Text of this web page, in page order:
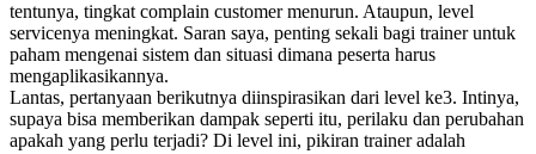
tentunya, tingkat complain customer menurun. Ataupun, level
servicenya meningkat. Saran saya, penting sekali bagi trainer untuk
paham mengenai sistem dan situasi dimana peserta harus
mengaplikasikannya.
Lantas, pertanyaan berikutnya diinspirasikan dari level ke3. Intinya,
supaya bisa memberikan dampak seperti itu, perilaku dan perubahan
apakah yang perlu terjadi? Di level ini, pikiran trainer adalah